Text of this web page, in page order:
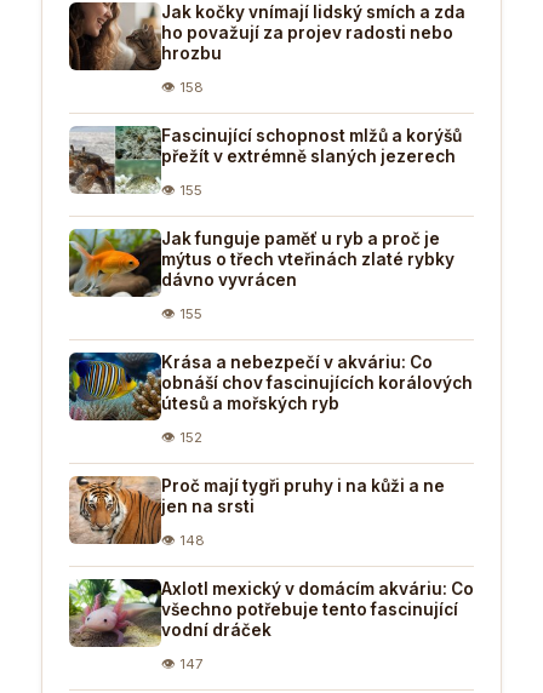
Jak kočky vnímají lidský smích a zda
ho považují za projev radosti nebo
hrozbu
👁 158
Fascinující schopnost mlžů a korýšů
přežít v extrémně slaných jezerech
👁 155
Jak funguje paměť u ryb a proč je
mýtus o třech vteřinách zlaté rybky
dávno vyvrácen
👁 155
Krása a nebezpečí v akváriu: Co
obnáší chov fascinujících korálových
útesů a mořských ryb
👁 152
Proč mají tygři pruhy i na kůži a ne
jen na srsti
👁 148
Axlotl mexický v domácím akváriu: Co
všechno potřebuje tento fascinující
vodní dráček
👁 147